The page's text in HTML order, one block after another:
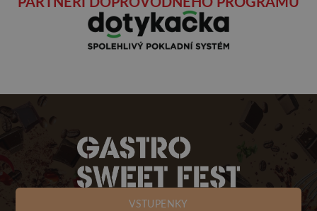
VSTUPENKY